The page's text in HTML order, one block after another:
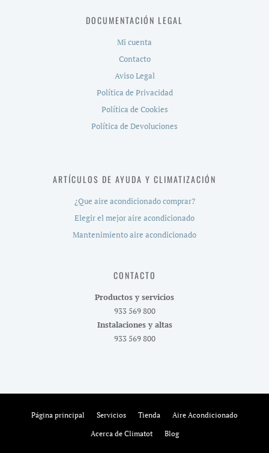
DOCUMENTACIÓN LEGAL
Mi cuenta
Contacto
Aviso Legal
Política de Privacidad
Política de Cookies
Política de Devoluciones
ARTÍCULOS DE AYUDA Y CLIMATIZACIÓN
¿Que aire acondicionado comprar?
Elegir el mejor aire acondicionado
Mantenimiento aire acondicionado
CONTACTO
Productos y servicios
933 569 800
Instalaciones y altas
933 569 800
Página principal Servicios Tienda Aire Acondicionado
Acerca de Climatot Blog